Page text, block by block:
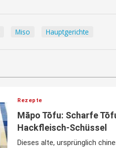
Miso Hauptgerichte
Rezepte
Māpo Tōfu: Scharfe
Hackfleisch-Schüssel
Dieses alte, ursprünglich